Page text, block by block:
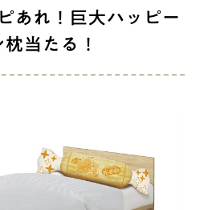
あれ！巨大ハッピー
枕当たる！